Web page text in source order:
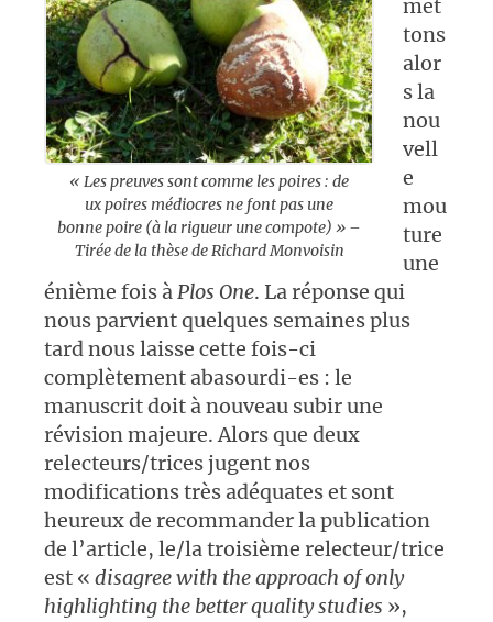
« Les preuves sont comme les poires : de
ux poires médiocres ne font pas une
bonne poire (à la rigueur une compote) » –
Tirée de la thèse de Richard Monvoisin
met
tons
alor
s la
nou
vell
e
mou
ture
une
énième fois àPlos One. La réponse qui
nous parvient quelques semaines plus
tard nous laisse cette fois-ci
complètement abasourdi-es : le
manuscrit doit à nouveau subir une
révision majeure. Alors que deux
relecteurs/trices jugent nos
modifications très adéquates et sont
heureux de recommander la publication
de l’article, le/la troisième relecteur/trice
est « disagree with the approach of only
highlighting the better quality studies »,